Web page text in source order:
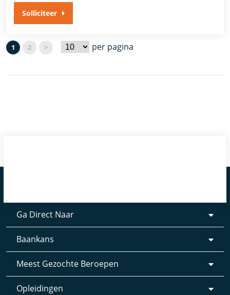
Solliciteer
1 2 > per pagina
Ga Direct Naar
Baankans
Meest Gezochte Beroepen
Opleidingen